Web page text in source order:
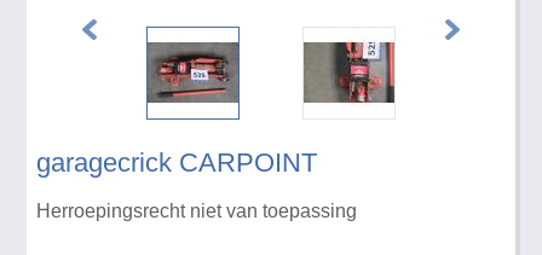
garagecrick CARPOINT
Herroepingsrecht niet van toepassing